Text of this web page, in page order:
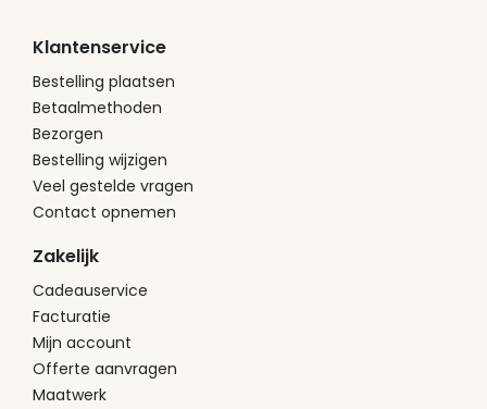
Klantenservice
Bestelling plaatsen
Betaalmethoden
Bezorgen
Bestelling wijzigen
Veel gestelde vragen
Contact opnemen
Zakelijk
Cadeauservice
Facturatie
Mijn account
Offerte aanvragen
Maatwerk